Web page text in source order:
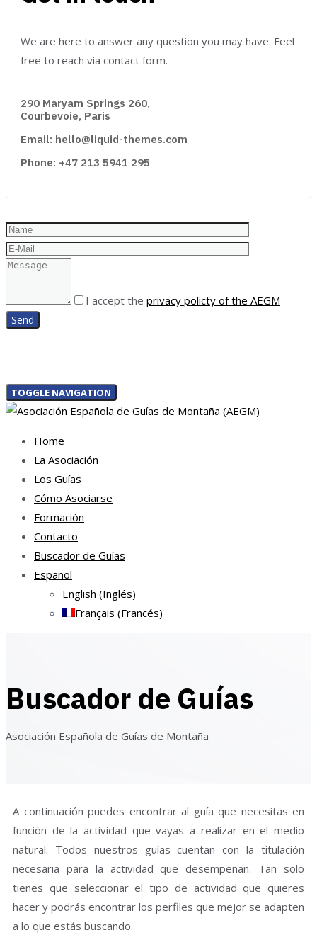
We are here to answer any question you may have. Feel
free to reach via contact form.
290 Maryam Springs 260,
Courbevoie, Paris
Email: hello@liquid-themes.com
Phone: +47 213 5941 295
I accept the privacy policty of the AEGM
TOGGLE NAVIGATION
Home
La Asociación
Los Guías
Cómo Asociarse
Formación
Contacto
Buscador de Guías
Español
English (Inglés)
Français (Francés)
Buscador de Guías
Asociación Española de Guías de Montaña
A continuación puedes encontrar al guía que necesitas en
función de la actividad que vayas a realizar en el medio
natural. Todos nuestros guías cuentan con la titulación
necesaria para la actividad que desempeñan. Tan solo
tienes que seleccionar el tipo de actividad que quieres
hacer y podrás encontrar los perfiles que mejor se adapten
a lo que estás buscando.